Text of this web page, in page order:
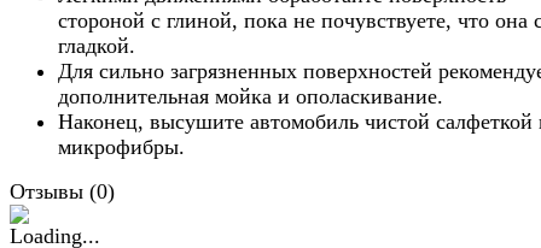
стороной с глиной, пока не почувствуете, что она
гладкой.
Для сильно загрязненных поверхностей
дополнительная мойка и ополаскивание.
Наконец, высушите автомобиль чистой салфеткой
микрофибры.
Отзывы (0)